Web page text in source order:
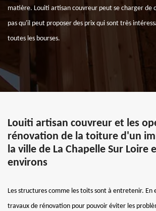
matière. Louiti artisan couvreur peut se charger de
pas qu'il peut proposer des prix qui sont très
toutes les bourses.
Louiti artisan couvreur et les
rénovation de la toiture d'un
la ville de La Chapelle Sur Loire
environs
Les structures comme les toits sont à entretenir.
travaux de rénovation pour pouvoir éviter les